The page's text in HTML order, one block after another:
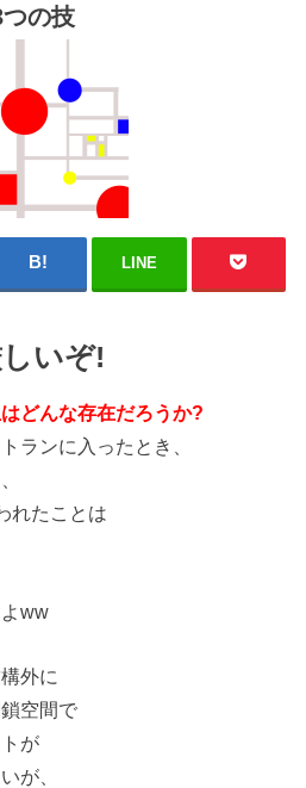
の技
LINE
いぞ!
どんな存在だろうか?
ランに入ったとき、
れたことは
ww
外に
空間で
が
が、